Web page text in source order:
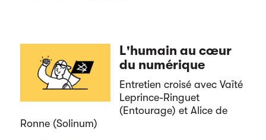
L'humain au cœur
du numérique
Entretien croisé avec Vaïté
Leprince-Ringuet
(Entourage) et Alice de
Ronne (Solinum)